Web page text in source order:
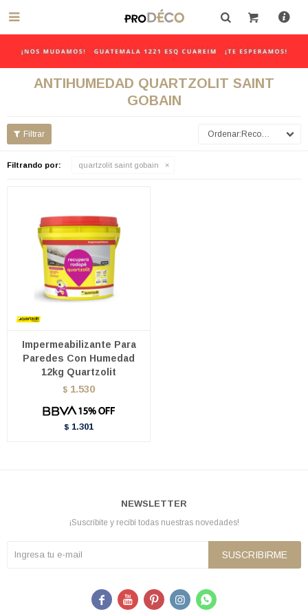

ANTIHUMEDAD QUARTZOLIT SAINT
GOBAIN
Recomendados
Filtrando por: quartzolit saint gobain
Impermeabilizante Para
Paredes Con Humedad
12kg Quartzolit
$ 1.530
$ 1.301
NEWSLETTER
¡Suscribite y recibí todas nuestras novedades!
SUSCRIBIRME
    